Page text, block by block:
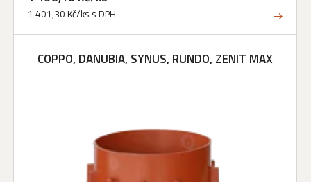
1 401,30 Kč/ks s DPH
COPPO, DANUBIA, SYNUS, RUNDO, ZENIT MAX